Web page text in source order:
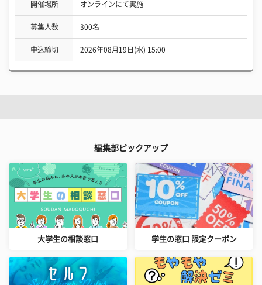
開催場所 オンラインにて実施
募集人数 300名
申込締切 2026年08月19日(水) 15:00
編集部ピックアップ
大学生の相談窓口 学生の窓口 限定クーポン